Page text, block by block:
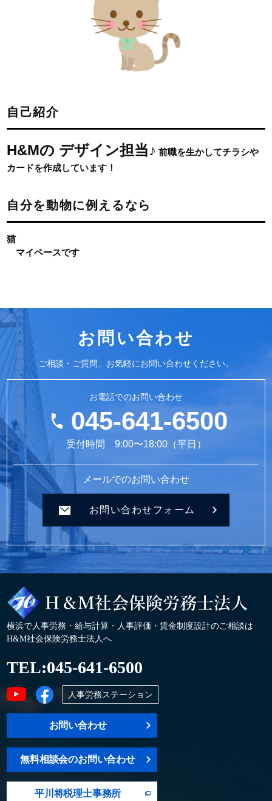
自己紹介
H&Mの デザイン担当♪ 前職を生かしてチラシや
カードを作成しています！
自分を動物に例えるなら
猫
マイペースです
お問い合わせ
ご相談・ご質問、お気軽にお問い合わせください。
お電話でのお問い合わせ
045-641-6500
受付時間 9:00〜18:00（平日）
メールでのお問い合わせ
お問い合わせフォーム
横浜で人事労務・給与計算・人事評価・賃金制度設計のご相談は
H&M社会保険労務士法人へ
TEL:045-641-6500
人事労務ステーション
お問い合わせ
無料相談会のお問い合わせ
平川将税理士事務所